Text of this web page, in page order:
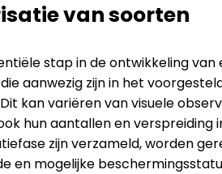
van soorten
stap in de ontwikkeling
aanwezig zijn in het
kan variëren van visuele
hun aantallen en
zijn verzameld, worden
en mogelijke